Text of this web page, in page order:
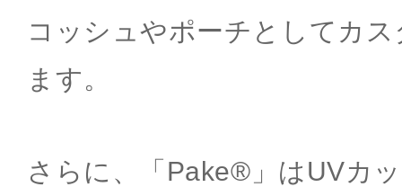
コッシュやポーチとしてカ
ます。
さらに、「Pake®」はUVカ